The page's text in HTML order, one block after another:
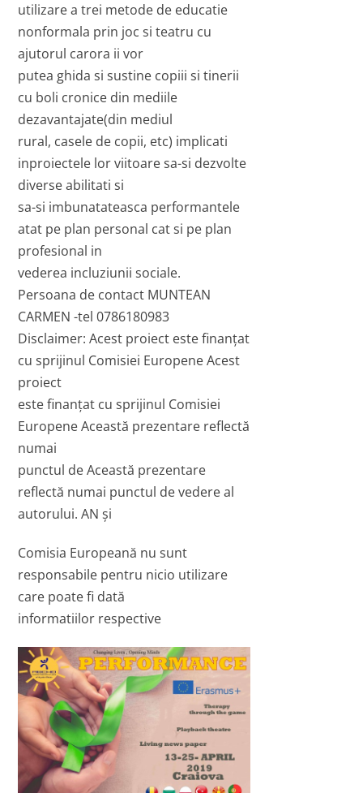
utilizare a trei metode de educatie
nonformala prin joc si teatru cu
ajutorul carora ii vor
putea ghida si sustine copiii si tinerii
cu boli cronice din mediile
dezavantajate(din mediul
rural, casele de copii, etc) implicati
inproiectele lor viitoare sa-si dezvolte
diverse abilitati si
sa-si imbunatateasca performantele
atat pe plan personal cat si pe plan
profesional in
vederea incluziunii sociale.
Persoana de contact MUNTEAN
CARMEN -tel 0786180983
Disclaimer: Acest proiect este finanţat
cu sprijinul Comisiei Europene Acest
proiect
este finanţat cu sprijinul Comisiei
Europene Această prezentare reflectă
numai
punctul de Această prezentare
reflectă numai punctul de vedere al
autorului. AN și
Comisia Europeană nu sunt
responsabile pentru nicio utilizare
care poate fi dată
informatiilor respective